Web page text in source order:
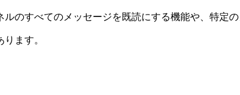
ルのすべてのメッセージを既読にする機能や、特定
ます。